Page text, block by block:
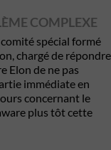
COMPLEXE
spécial formé
chargé de répondre
Elon de ne pas
immédiate en
concernant le
plus tôt cette